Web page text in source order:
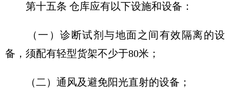
第十五条 仓库应有以下设施和设备：
（一）诊断试剂与地面之间有效隔离的设
备，须配有轻型货架不少于80米；
（二）通风及避免阳光直射的设备；